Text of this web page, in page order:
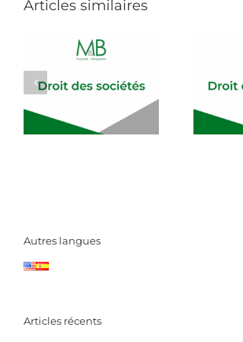
Articles similaires
Autres langues
Articles récents